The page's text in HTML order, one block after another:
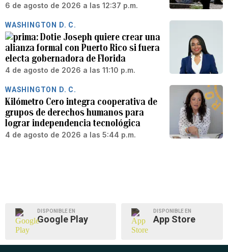
6 de agosto de 2026 a las 12:37 p.m.
WASHINGTON D. C.
Dotie Joseph quiere crear una
alianza formal con Puerto Rico si fuera
electa gobernadora de Florida
4 de agosto de 2026 a las 11:10 p.m.
WASHINGTON D. C.
Kilómetro Cero integra cooperativa de
grupos de derechos humanos para
lograr independencia tecnológica
4 de agosto de 2026 a las 5:44 p.m.
DISPONIBLE EN
Google Play
DISPONIBLE EN
App Store